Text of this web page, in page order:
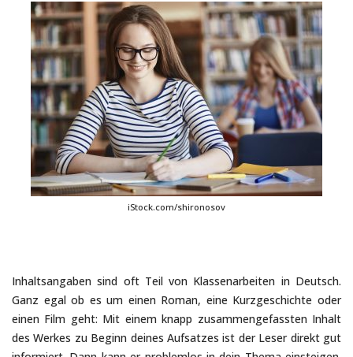
iStock.com/shironosov
Inhaltsangaben sind oft Teil von Klassenarbeiten in Deutsch.
Ganz egal ob es um einen Roman, eine Kurzgeschichte oder
einen Film geht: Mit einem knapp zusammengefassten Inhalt
des Werkes zu Beginn deines Aufsatzes ist der Leser direkt gut